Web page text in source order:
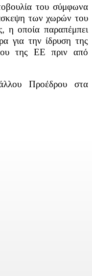
του σύμφωνα
των χωρών του
η οποία παραπέμπει
για την ίδρυση της
της ΕΕ πριν από
Προέδρου στα